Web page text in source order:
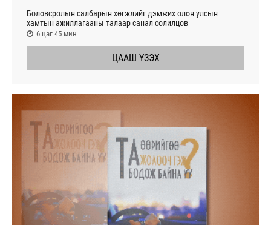
Боловсролын салбарын хөгжлийг дэмжих олон улсын
хамтын ажиллагааны талаар санал солилцов
6 цаг 45 мин
ЦААШ ҮЗЭХ